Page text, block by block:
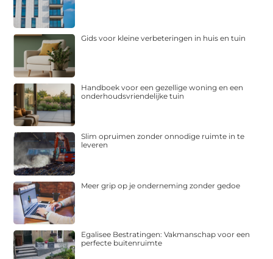
Gids voor kleine verbeteringen in huis en tuin
Handboek voor een gezellige woning en een
onderhoudsvriendelijke tuin
Slim opruimen zonder onnodige ruimte in te
leveren
Meer grip op je onderneming zonder gedoe
Egalisee Bestratingen: Vakmanschap voor een
perfecte buitenruimte